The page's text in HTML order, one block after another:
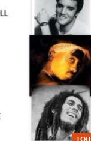
ТОП